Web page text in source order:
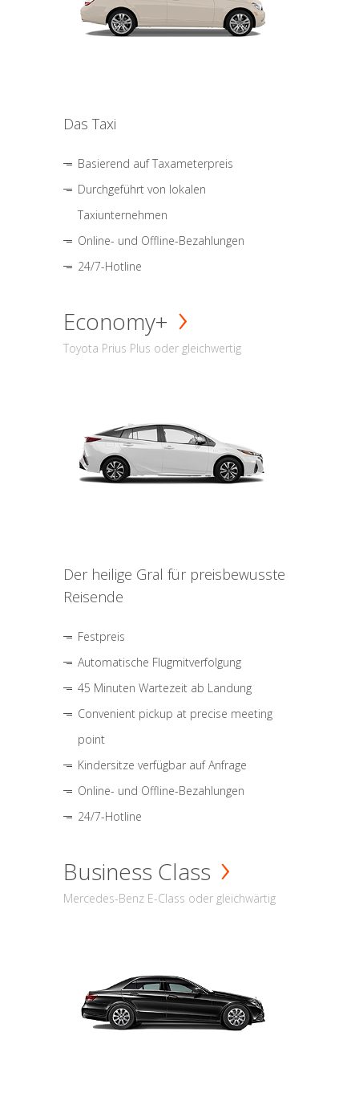
Das Taxi
Basierend auf Taxameterpreis
Durchgeführt von lokalen
Taxiunternehmen
Online- und Offline-Bezahlungen
24/7-Hotline
Economy+
Toyota Prius Plus oder gleichwertig
Der heilige Gral für preisbewusste
Reisende
Festpreis
Automatische Flugmitverfolgung
45 Minuten Wartezeit ab Landung
Convenient pickup at precise meeting
point
Kindersitze verfügbar auf Anfrage
Online- und Offline-Bezahlungen
24/7-Hotline
Business Class
Mercedes-Benz E-Class oder gleichwärtig